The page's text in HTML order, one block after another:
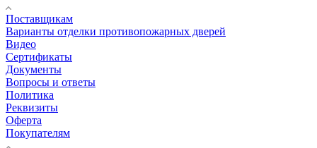
Поставщикам
Варианты отделки противопожарных дверей
Видео
Сертификаты
Документы
Вопросы и ответы
Политика
Реквизиты
Оферта
Покупателям